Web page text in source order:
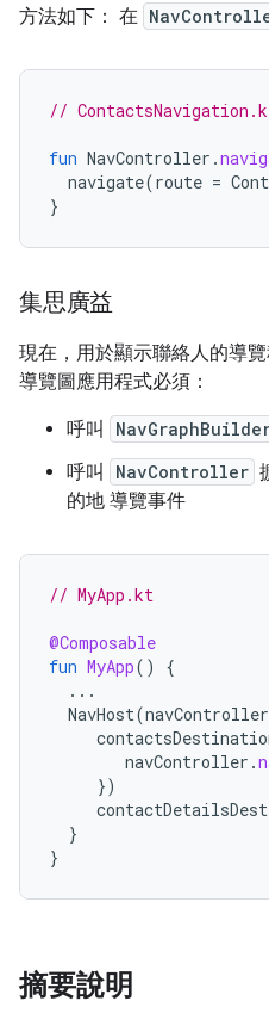
方法如下： 在
//
fun NavController .
navigate(route =
}
集思廣益
現在，用於顯示聯絡人的導
導覽圖應用程式必須：
呼叫
呼叫
NavController
的地 導覽事件
// MyApp.kt
@Composable
fun MyApp()
{
...
NavHost(navController
navController .
})
}
}
摘要說明